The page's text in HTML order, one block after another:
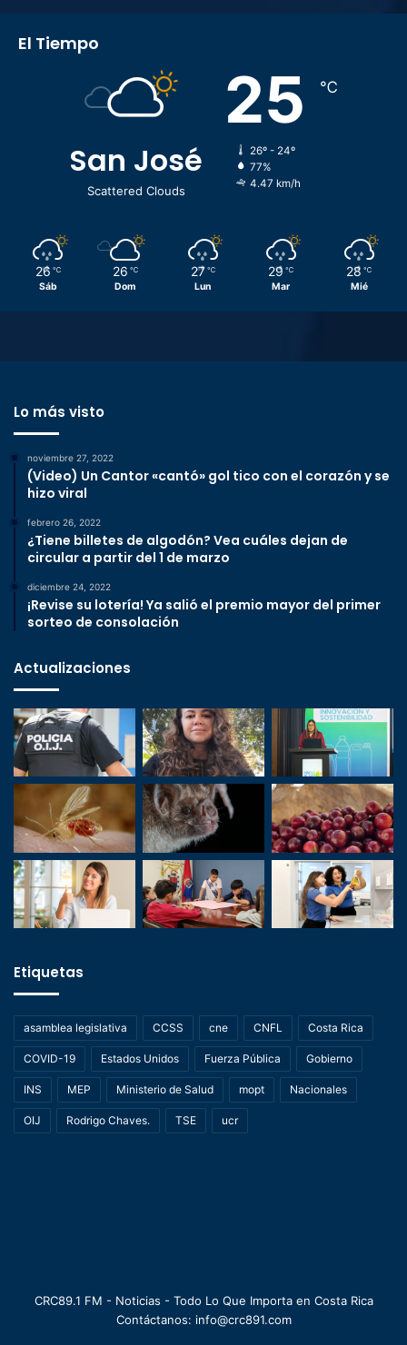
El Tiempo
San José
Scattered Clouds
25 ℃
26º - 24º
77%
4.47 km/h
26 ℃
Sáb
26 ℃
Dom
27 ℃
Lun
29 ℃
Mar
28 ℃
Mié
Lo más visto
noviembre 27, 2022
(Video) Un Cantor «cantó» gol tico con el corazón y se
hizo viral
febrero 26, 2022
¿Tiene billetes de algodón? Vea cuáles dejan de
circular a partir del 1 de marzo
diciembre 24, 2022
¡Revise su lotería! Ya salió el premio mayor del primer
sorteo de consolación
Actualizaciones
Etiquetas
asamblea legislativa CCSS cne CNFL Costa Rica
COVID-19 Estados Unidos Fuerza Pública Gobierno
INS MEP Ministerio de Salud mopt Nacionales
OIJ Rodrigo Chaves. TSE ucr
CRC89.1 FM - Noticias - Todo Lo Que Importa en Costa Rica
Contáctanos: info@crc891.com